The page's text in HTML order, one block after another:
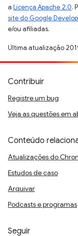
a Licença Apache 2.0.
site do Google
e/ou afiliadas.
Última atualização
Contribuir
Registre um bug
Veja as questões em
Conteúdo
Atualizações do
Estudos de caso
Arquivar
Podcasts e programas
Seguir